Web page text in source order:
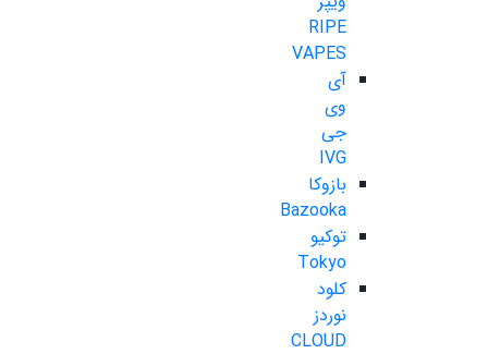
RIPE
VAPES
آی
وی
جی
IVG
بازوکا
Bazooka
توکیو
Tokyo
کلود
نوردز
CLOUD